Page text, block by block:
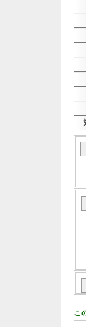
こ